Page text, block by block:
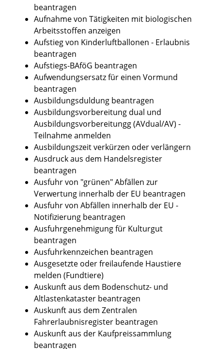
beantragen
Aufnahme von Tätigkeiten mit biologischen
Arbeitsstoffen anzeigen
Aufstieg von Kinderluftballonen - Erlaubnis
beantragen
Aufstiegs-BAföG beantragen
Aufwendungsersatz für einen Vormund
beantragen
Ausbildungsduldung beantragen
Ausbildungsvorbereitung dual und
Ausbildungsvorbereitungg (AVdual/AV) -
Teilnahme anmelden
Ausbildungszeit verkürzen oder verlängern
Ausdruck aus dem Handelsregister
beantragen
Ausfuhr von "grünen" Abfällen zur
Verwertung innerhalb der EU beantragen
Ausfuhr von Abfällen innerhalb der EU -
Notifizierung beantragen
Ausfuhrgenehmigung für Kulturgut
beantragen
Ausfuhrkennzeichen beantragen
Ausgesetzte oder freilaufende Haustiere
melden (Fundtiere)
Auskunft aus dem Bodenschutz- und
Altlastenkataster beantragen
Auskunft aus dem Zentralen
Fahrerlaubnisregister beantragen
Auskunft aus der Kaufpreissammlung
beantragen